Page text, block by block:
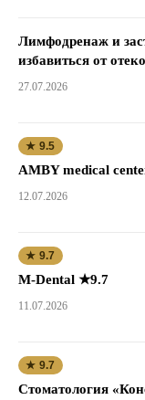
Лимфодренаж и
избавиться от
27.07.2026
★ 9.5
AMBY medical
12.07.2026
★ 9.7
M-Dental ★9.7
11.07.2026
★ 9.7
Стоматология